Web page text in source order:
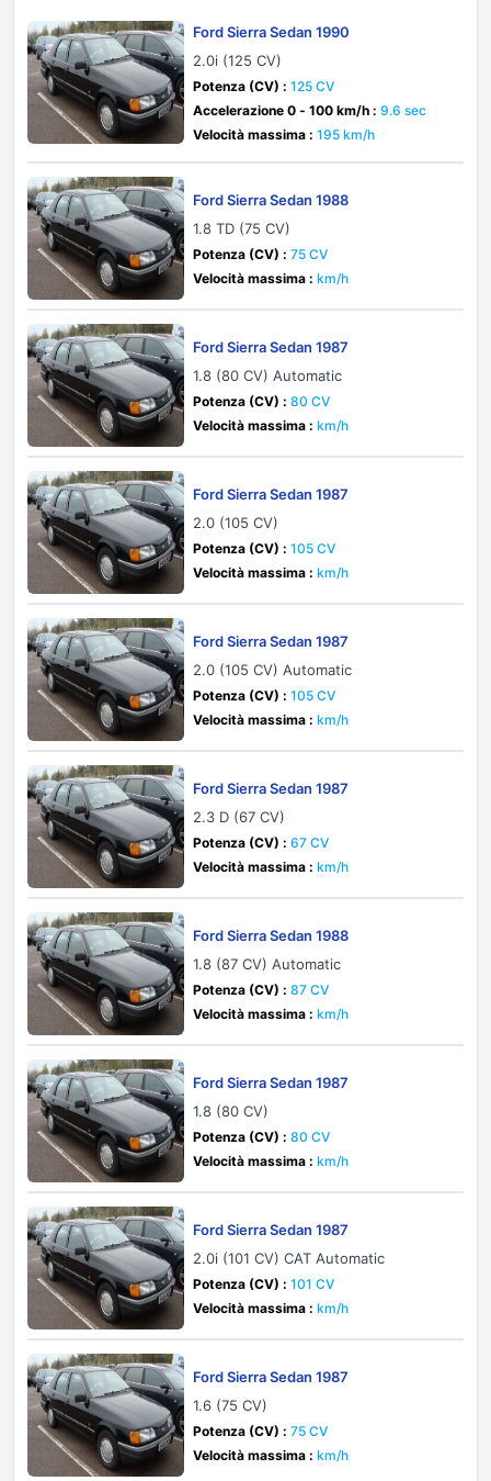
Ford Sierra Sedan 1990
2.0i (125 CV)
Potenza (CV) : 125 CV
Accelerazione 0 - 100 km/h : 9.6 sec
Velocità massima : 195 km/h
Ford Sierra Sedan 1988
1.8 TD (75 CV)
Potenza (CV) : 75 CV
Velocità massima : km/h
Ford Sierra Sedan 1987
1.8 (80 CV) Automatic
Potenza (CV) : 80 CV
Velocità massima : km/h
Ford Sierra Sedan 1987
2.0 (105 CV)
Potenza (CV) : 105 CV
Velocità massima : km/h
Ford Sierra Sedan 1987
2.0 (105 CV) Automatic
Potenza (CV) : 105 CV
Velocità massima : km/h
Ford Sierra Sedan 1987
2.3 D (67 CV)
Potenza (CV) : 67 CV
Velocità massima : km/h
Ford Sierra Sedan 1988
1.8 (87 CV) Automatic
Potenza (CV) : 87 CV
Velocità massima : km/h
Ford Sierra Sedan 1987
1.8 (80 CV)
Potenza (CV) : 80 CV
Velocità massima : km/h
Ford Sierra Sedan 1987
2.0i (101 CV) CAT Automatic
Potenza (CV) : 101 CV
Velocità massima : km/h
Ford Sierra Sedan 1987
1.6 (75 CV)
Potenza (CV) : 75 CV
Velocità massima : km/h